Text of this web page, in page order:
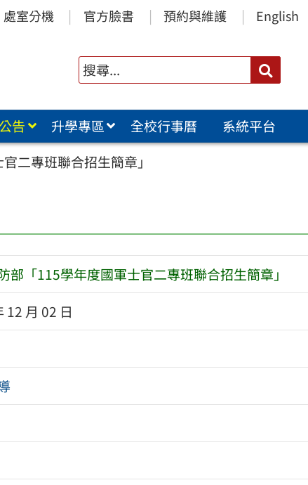
處室分機 官方臉書 預約與維護 English
搜
尋：
告 升學專區 全校行事曆
系統平台
二專班聯合招生簡章」
部「115學年度國軍士官二專班聯合招生簡章」
12 月 02 日